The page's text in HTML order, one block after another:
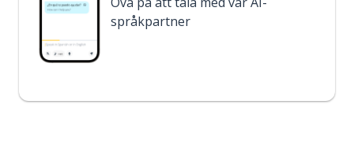
språkpartner